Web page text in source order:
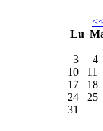
Lu
3
4
10
11
17
18
24
25
31